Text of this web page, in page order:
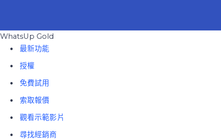
WhatsUp Gold
最新功能
授權
免費試用
索取報價
觀看示範影片
尋找經銷商